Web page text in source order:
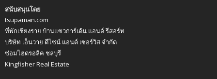
สนับสนุนโดย
tsupaman.com
ที่พักเชียงราย บ้านแซวการ์เด้น แอนด์ รีสอร์ท
บริษัท เอ็นวาย ดีไซน์ แอนด์ เซอร์วิส จำกัด
ซ่อมไฮดรอลิค ชลบุรี
Kingfisher Real Estate